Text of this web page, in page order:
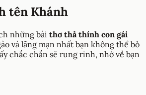
tên Khánh
những bài thơ thả thính con gái
và lãng mạn nhất bạn không thể bỏ
chắc chắn sẽ rung rinh, nhớ về bạn